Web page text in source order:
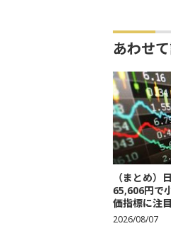
あわせ
（まとめ）
65,606円で
価指標に注目
2026/08/07